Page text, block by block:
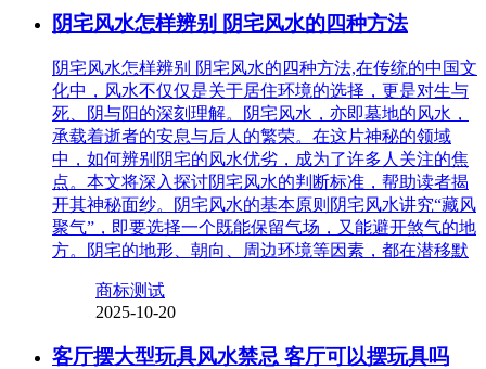
阴宅风水怎样辨别 阴宅风水的四种方法
阴宅风水怎样辨别 阴宅风水的四种方法,在传统的中国文
化中，风水不仅仅是关于居住环境的选择，更是对生与
死、阴与阳的深刻理解。阴宅风水，亦即墓地的风水，
承载着逝者的安息与后人的繁荣。在这片神秘的领域
中，如何辨别阴宅的风水优劣，成为了许多人关注的焦
点。本文将深入探讨阴宅风水的判断标准，帮助读者揭
开其神秘面纱。阴宅风水的基本原则阴宅风水讲究“藏风
聚气”，即要选择一个既能保留气场，又能避开煞气的地
方。阴宅的地形、朝向、周边环境等因素，都在潜移默
商标测试
2025-10-20
客厅摆大型玩具风水禁忌 客厅可以摆玩具吗